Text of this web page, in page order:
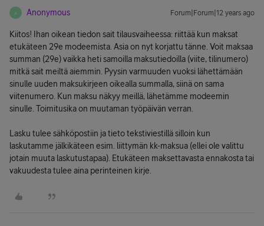
A Anonymous Forum|Forum|12 years ago
Kiitos! Ihan oikean tiedon sait tilausvaiheessa: riittää kun maksat
etukäteen 29e modeemista. Asia on nyt korjattu tänne. Voit maksaa
summan (29e) vaikka heti samoilla maksutiedoilla (viite, tilinumero)
mitkä sait meiltä aiemmin. Pyysin varmuuden vuoksi lähettämään
sinulle uuden maksukirjeen oikealla summalla, siinä on sama
viitenumero. Kun maksu näkyy meillä, lähetämme modeemin
sinulle. Toimitusika on muutaman työpäivän verran.
Lasku tulee sähköpostiin ja tieto tekstiviestillä silloin kun
laskutamme jälkikäteen esim. liittymän kk-maksua (ellei ole valittu
jotain muuta laskutustapaa). Etukäteen maksettavasta ennakosta tai
vakuudesta tulee aina perinteinen kirje.